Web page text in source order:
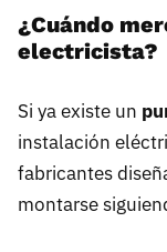
¿Cuándo
electricista?
Si ya existe un
instalación
fabricantes
montarse